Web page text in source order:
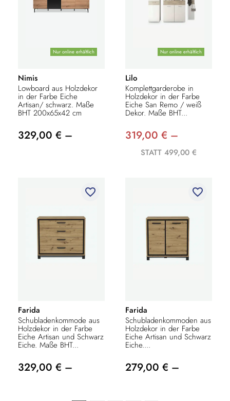
Nur online erhältlich
Nimis
Lowboard aus Holzdekor
in der Farbe Eiche
Artisan/ schwarz. Maße
BHT 200x65x42 cm
329,00 € –
Nur online erhältlich
Lilo
Komplettgarderobe in
Holzdekor in der Farbe
Eiche San Remo / weiß
Dekor. Maße BHT...
319,00 € –
STATT 499,00 €
favorite_border
Farida
Schubladenkommode aus
Holzdekor in der Farbe
Eiche Artisan und Schwarz
Eiche. Maße BHT...
329,00 € –
favorite_border
Farida
Schubladenkommoden aus
Holzdekor in der Farbe
Eiche Artisan und Schwarz
Eiche....
279,00 € –